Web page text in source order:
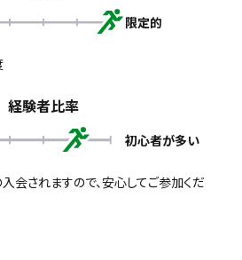
限定的
経験者比率
初心者が多い
会されますので、安心してご参加くだ